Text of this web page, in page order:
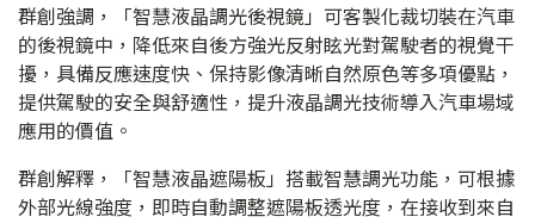
群創強調，「智慧液晶調光後視鏡」可客製化裁切裝在汽車
的後視鏡中，降低來自後方強光反射眩光對駕駛者的視覺干
擾，具備反應速度快、保持影像清晰自然原色等多項優點，
提供駕駛的安全與舒適性，提升液晶調光技術導入汽車場域
應用的價值。
群創解釋，「智慧液晶遮陽板」搭載智慧調光功能，可根據
外部光線強度，即時自動調整遮陽板透光度，在接收到來自